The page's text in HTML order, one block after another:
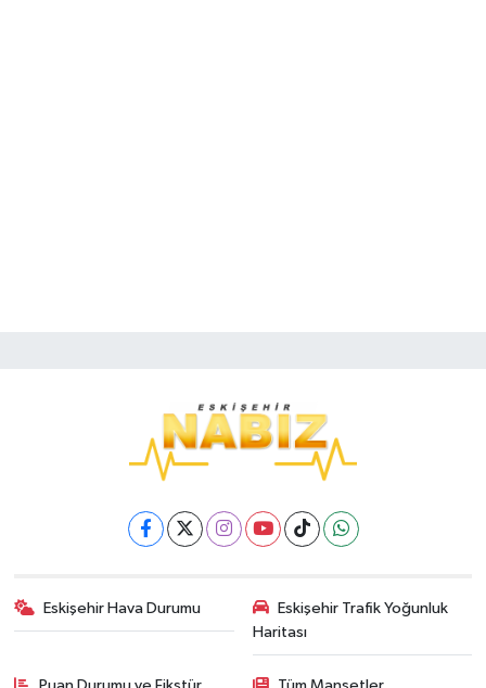
Eskişehir Hava Durumu
Eskişehir Trafik Yoğunluk
Haritası
Puan Durumu ve Fikstür Tüm Manşetler